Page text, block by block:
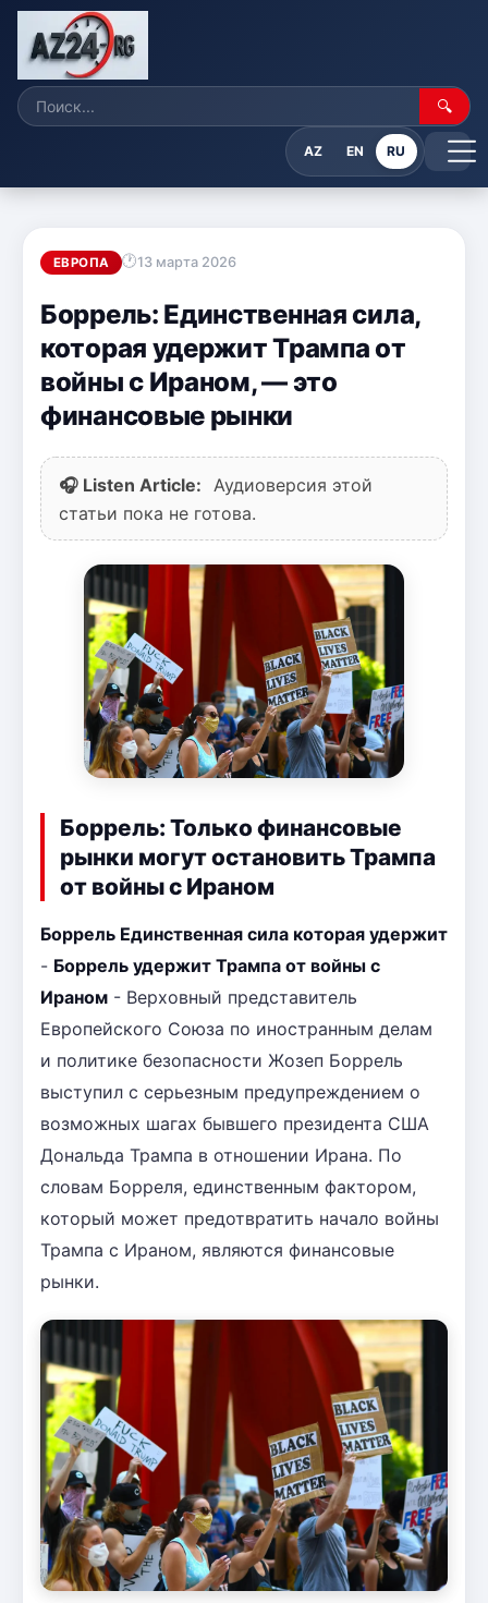
🔍
AZ EN RU
ЕВРОПА 13 марта 2026
Боррель: Единственная сила,
которая удержит Трампа от
войны с Ираном, — это
финансовые рынки
🎧 Listen Article:
Аудиоверсия этой
статьи пока не готова.
Боррель: Только финансовые
рынки могут остановить Трампа
от войны с Ираном
Боррель Единственная сила которая удержит
- Боррель удержит Трампа от войны с
Ираном - Верховный представитель
Европейского Союза по иностранным делам
и политике безопасности Жозеп Боррель
выступил с серьезным предупреждением о
возможных шагах бывшего президента США
Дональда Трампа в отношении Ирана. По
словам Борреля, единственным фактором,
который может предотвратить начало войны
Трампа с Ираном, являются финансовые
рынки.